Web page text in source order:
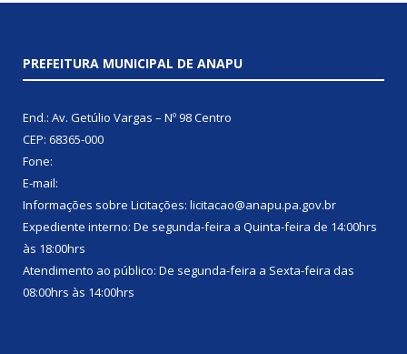
PREFEITURA MUNICIPAL DE ANAPU
End.: Av. Getúlio Vargas – Nº 98 Centro
CEP: 68365-000
Fone:
E-mail:
Informações sobre Licitações: licitacao@anapu.pa.gov.br
Expediente interno: De segunda-feira a Quinta-feira de 14:00hrs
às 18:00hrs
Atendimento ao público: De segunda-feira a Sexta-feira das
08:00hrs às 14:00hrs